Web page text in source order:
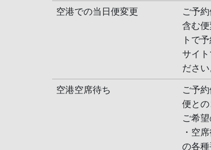
空港での当日便変更
ご予
含む
トで
サイ
ださい
空港空席待ち
ご予
便と
ご希
・空
の各